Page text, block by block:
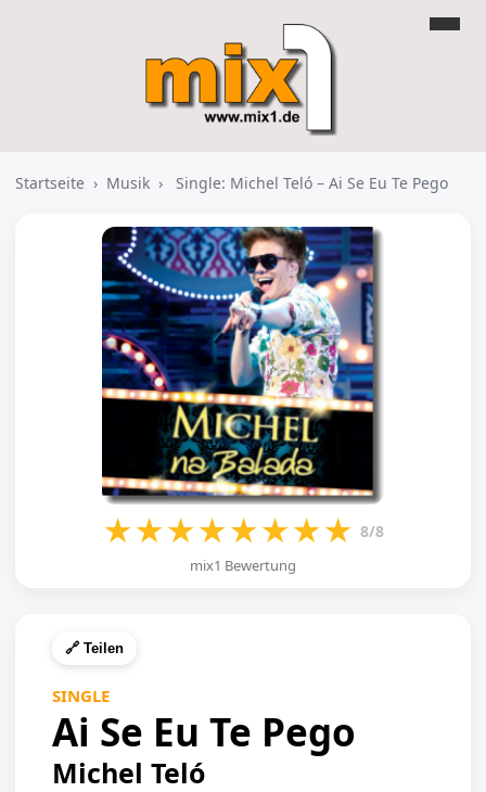
Startseite › Musik › Single: Michel Teló – Ai Se Eu Te Pego
★★★★★★★★ 8/8
mix1 Bewertung
🔗 Teilen
SINGLE
Ai Se Eu Te Pego
Michel Teló